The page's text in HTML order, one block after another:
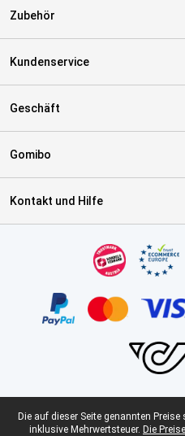
Zubehör
Kundenservice
Geschäft
Gomibo
Kontakt und Hilfe
Juristische Fußzeile
Die auf dieser Seite genannten
inklusive Mehrwertsteuer. Die